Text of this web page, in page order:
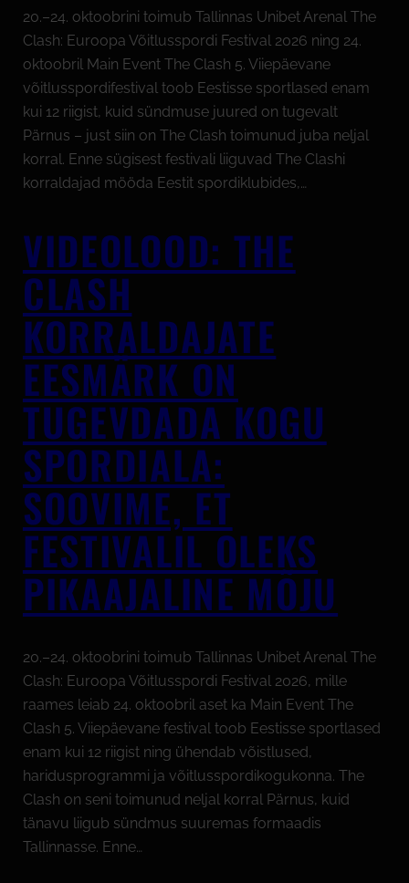
20.–24. oktoobrini toimub Tallinnas Unibet Arenal The
Clash: Euroopa Võitlusspordi Festival 2026 ning 24.
oktoobril Main Event The Clash 5. Viiepäevane
võitlusspordifestival toob Eestisse sportlased enam
kui 12 riigist, kuid sündmuse juured on tugevalt
Pärnus – just siin on The Clash toimunud juba neljal
korral. Enne sügisest festivali liiguvad The Clashi
korraldajad mööda Eestit spordiklubides,…
VIDEOLOOD: THE
CLASH
KORRALDAJATE
EESMÄRK ON
TUGEVDADA KOGU
SPORDIALA:
SOOVIME, ET
FESTIVALIL OLEKS
PIKAAJALINE MÕJU
20.–24. oktoobrini toimub Tallinnas Unibet Arenal The
Clash: Euroopa Võitlusspordi Festival 2026, mille
raames leiab 24. oktoobril aset ka Main Event The
Clash 5. Viiepäevane festival toob Eestisse sportlased
enam kui 12 riigist ning ühendab võistlused,
haridusprogrammi ja võitlusspordikogukonna. The
Clash on seni toimunud neljal korral Pärnus, kuid
tänavu liigub sündmus suuremas formaadis
Tallinnasse. Enne…